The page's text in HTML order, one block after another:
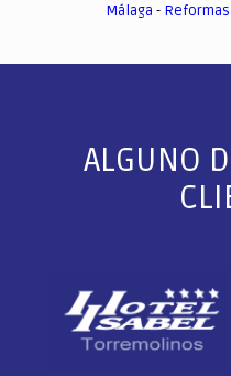
Málaga -
ALGUNO